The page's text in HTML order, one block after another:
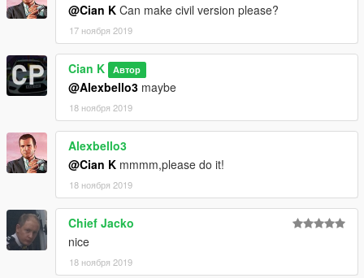
@Cian K Can make civil version please?
17 ноября 2019
Cian K Автор
@Alexbello3 maybe
18 ноября 2019
Alexbello3
@Cian K mmmm,please do it!
18 ноября 2019
Chief Jacko
nice
18 ноября 2019